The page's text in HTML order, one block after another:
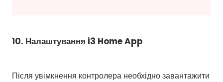
10. Налаштування i3 Home App
Після увімкнення контролера необхідно завантажити